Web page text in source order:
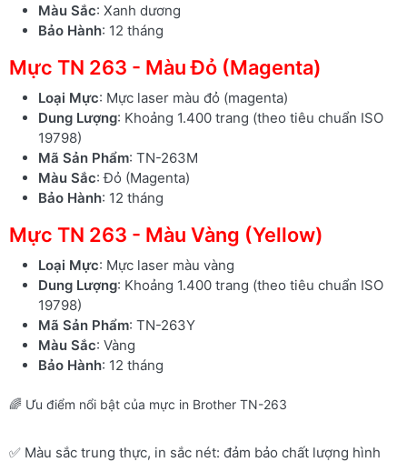
Màu Sắc: Xanh dương
Bảo Hành: 12 tháng
Mực TN 263 - Màu Đỏ (Magenta)
Loại Mực: Mực laser màu đỏ (magenta)
Dung Lượng: Khoảng 1.400 trang (theo tiêu chuẩn ISO
19798)
Mã Sản Phẩm: TN-263M
Màu Sắc: Đỏ (Magenta)
Bảo Hành: 12 tháng
Mực TN 263 - Màu Vàng (Yellow)
Loại Mực: Mực laser màu vàng
Dung Lượng: Khoảng 1.400 trang (theo tiêu chuẩn ISO
19798)
Mã Sản Phẩm: TN-263Y
Màu Sắc: Vàng
Bảo Hành: 12 tháng
🌈 Ưu điểm nổi bật của mực in Brother TN-263
✅ Màu sắc trung thực, in sắc nét: đảm bảo chất lượng hình